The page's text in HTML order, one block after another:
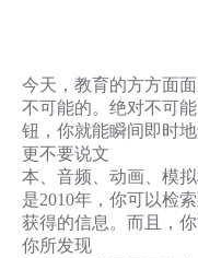
今天，教育的方方面
不可能的。绝对不可
钮，你就能瞬间即时
更不要说文
本、音频、动画、模
是2010年，你可以检
获得的信息。而且，
你所发现